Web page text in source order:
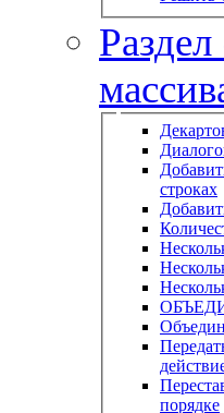
строках
порядке